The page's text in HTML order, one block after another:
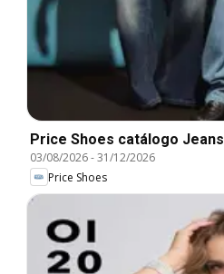
Price Shoes catálogo Jeans
03/08/2026-31/12/2026
Price Shoes